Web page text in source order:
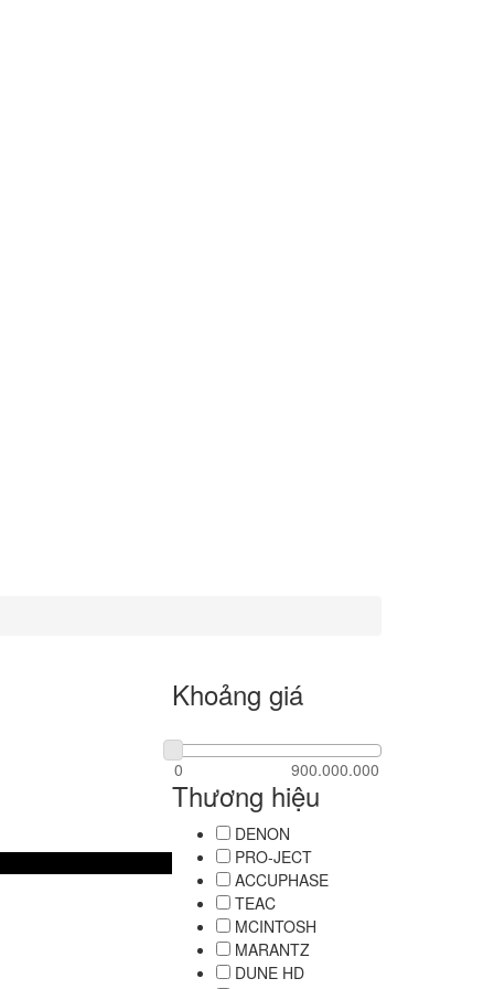
Khoảng giá
Thương hiệu
DENON
PRO-JECT
ACCUPHASE
TEAC
MCINTOSH
MARANTZ
DUNE HD